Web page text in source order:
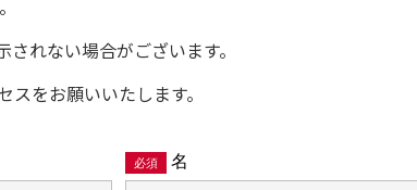
れない場合がございます。
をお願いいたします。